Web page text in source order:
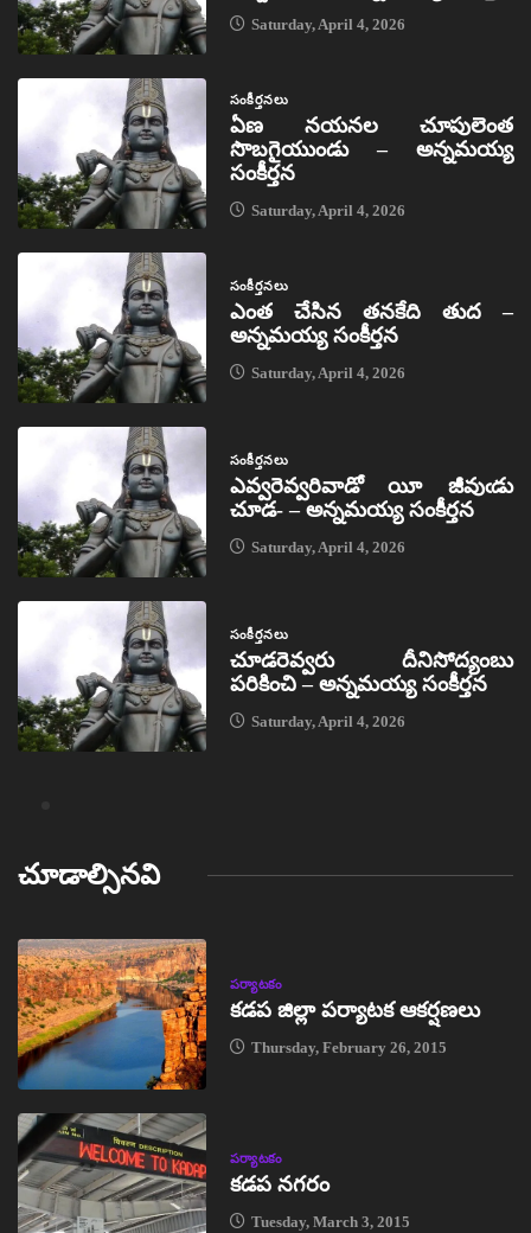
Saturday, April 4, 2026
సంకీర్తనలు
ఏణ నయనల చూపులెంత
సొబగైయుండు – అన్నమయ్య
సంకీర్తన
Saturday, April 4, 2026
సంకీర్తనలు
ఎంత చేసిన తనకేది తుద –
అన్నమయ్య సంకీర్తన
Saturday, April 4, 2026
సంకీర్తనలు
ఎవ్వరెవ్వరివాడో యీ జీవుఁడు
చూడ- – అన్నమయ్య సంకీర్తన
Saturday, April 4, 2026
సంకీర్తనలు
చూడరెవ్వరు దీనిసోద్యంబు
పరికించి – అన్నమయ్య సంకీర్తన
Saturday, April 4, 2026
చూడాల్సినవి
పర్యాటకం
కడప జిల్లా పర్యాటక ఆకర్షణలు
Thursday, February 26, 2015
పర్యాటకం
కడప నగరం
Tuesday, March 3, 2015